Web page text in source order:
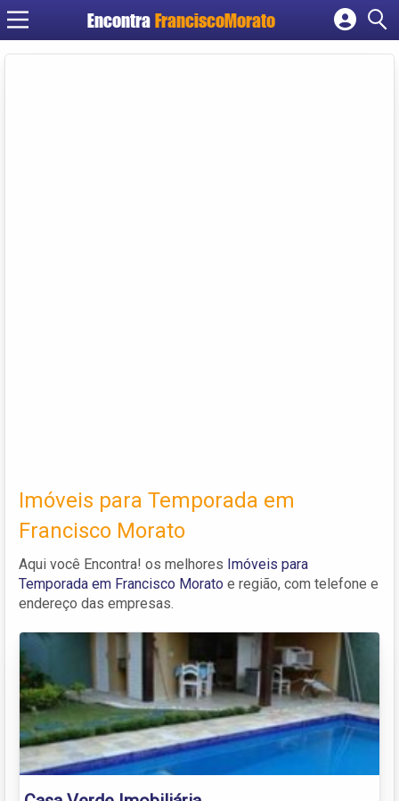
Encontra FranciscoMorato
Cadastrar empresa
Imóveis para Temporada em
Francisco Morato
Aqui você Encontra! os melhores Imóveis para
Temporada em Francisco Morato e região, com telefone e
endereço das empresas.